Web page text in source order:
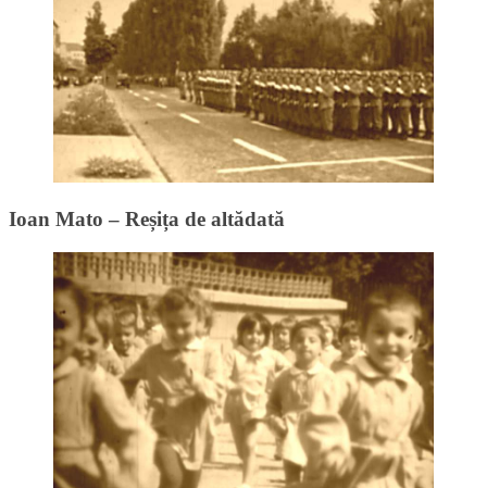
Ioan Mato – Reșița de altădată